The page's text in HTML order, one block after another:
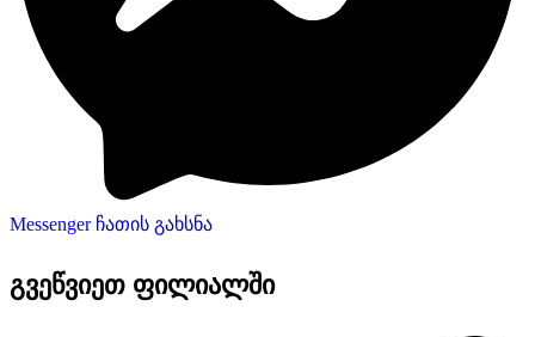
Messenger ჩათის გახსნა
გვეწვიეთ ფილიალში​